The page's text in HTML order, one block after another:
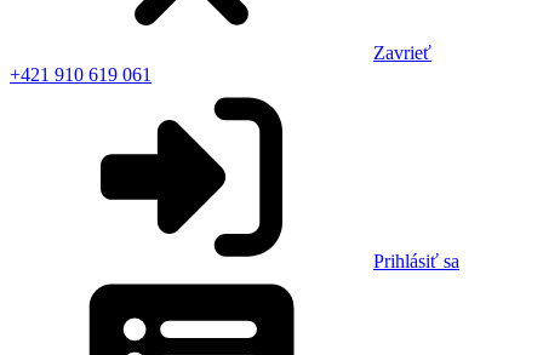
Zavrieť
+421 910 619 061
Prihlásiť sa